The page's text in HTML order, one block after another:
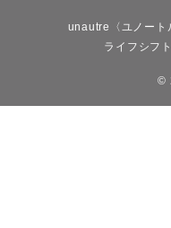
unautre〈ユノート
ライフシフ
©